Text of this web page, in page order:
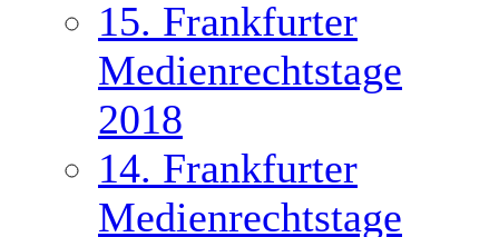
15. Frankfurter
Medienrechtstage
2018
14. Frankfurter
Medienrechtstage